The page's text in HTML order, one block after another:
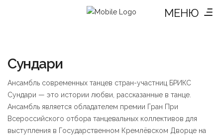
МЕНЮ
Сундари
Ансамбль современных танцев стран-участниц БРИКС
Сундари — это истории любви, рассказанные в танце.
Ансамбль является обладателем премии Гран При
Всероссийского отбора танцевальных коллективов для
выступления в Государственном Кремлёвском Дворце на